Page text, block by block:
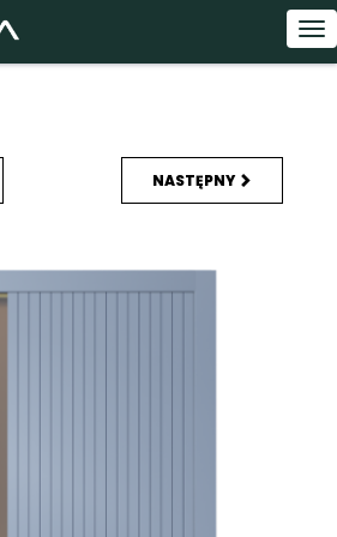
NASTĘPNY